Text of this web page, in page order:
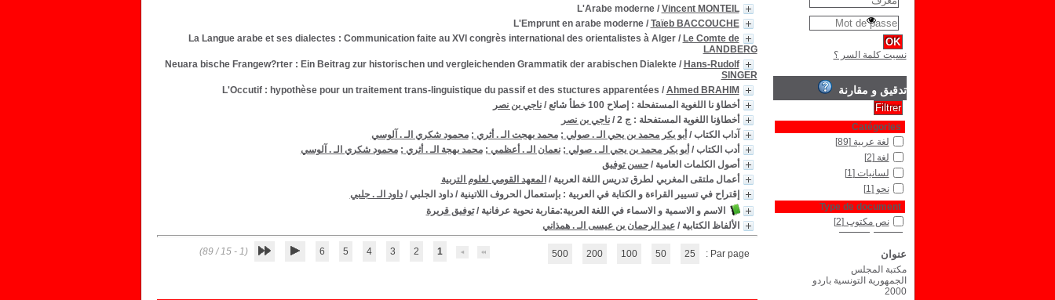
L'Arabe moderne/ Vincent MONTEIL
L'Emprunt en arabe moderne/ Taïeb BACCOUCHE
La Langue arabe et ses dialectes : Communication faite au XVI congrès international des orientalistes à Alger/ Le Comte de
LANDBERG
Neuara bische Frangew?rter : Ein Beitrag zur historischen und vergleichenden Grammatik der arabischen Dialekte/ Hans-Rudolf
SINGER
L'Occutif : hypothèse pour un traitement trans-linguistique du passif et des stuctures apparentées / Ahmed BRAHIM
أخطاؤ نا اللغوية المستفحلة : إصلاح 100 خطأ شائع
/ناجي بن نصر
أخطاؤنا اللغوية المستفحلة : ج 2
/ناجي بن نصر
آداب الكتاب / أبو بكر محمد بن يحي الـ . صولي ;محمد بهجت الـ . أثري ;محمود شكري الـ . آلوسي
أدب الكتاب / أبو بكر محمد بن يحي الـ . صولي ;نعمان الـ . أعظمي ;محمد بهجة الـ . أثري ;محمود شكري الـ . آلوسي
أصول الكلمات العامية /حسن توفيق
أعمال ملتقى المغربي لطرق تدريس اللغة العربية / المعهد القومي لعلوم التربية
إقتراح في تسيير القراءة و الكتابة في العربية : بإستعمال الحروف اللاتينية / داود الجلبي /داود الـ . جلبي
الاسم و الاسمية و الاسماء في اللغة العربية:مقاربة نحوية عرفانية /توفيق قريرة
الألفاظ الكتابية /عبد الرحمان بن عيسى الـ . همذاني
1
2
3
4
5
6
(1 - 15 / 89) Par page :
25
50
100
200
500
نسيت كلمة السر ؟
تدقيق و مقارنة
Catégories
لغة عربية [89]
لغة [2]
لسانيات [1]
نحو [1]
Type de document
نص مكتوب [2]
عنوان
مكتبة المجلس
الجمهورية التونسية باردو
2000